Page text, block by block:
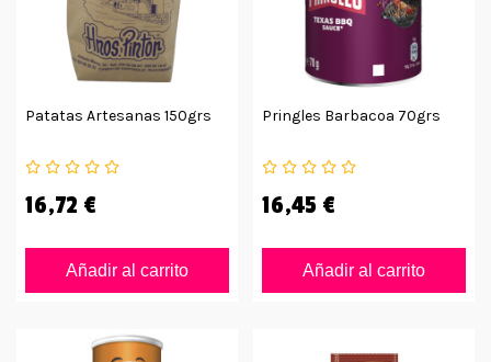
Patatas Artesanas 150grs
16,72 €
Añadir al carrito
Pringles Barbacoa 70grs
16,45 €
Añadir al carrito